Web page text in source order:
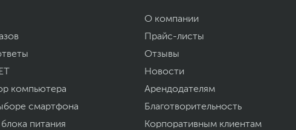
компьютера
смартфона
блока питания
О компании
Прайс-листы
Отзывы
Новости
Арендодателям
Благотворительность
Корпоративным клиентам